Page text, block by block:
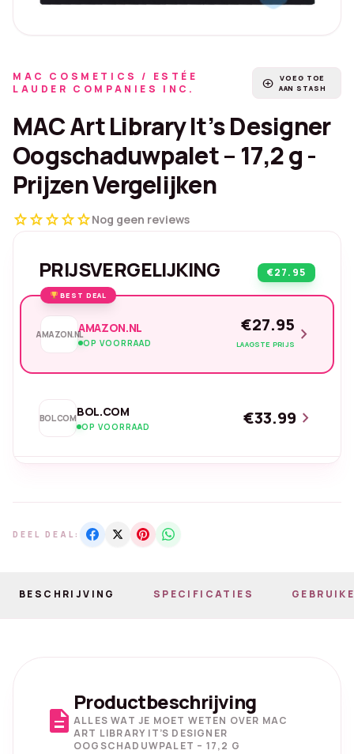
MAC COSMETICS / ESTÉE
LAUDER COMPANIES INC.
add_circle
VOEG TOE
AAN STASH
MAC Art Library It’s Designer
Oogschaduwpalet – 17,2 g -
Prijzen Vergelijken
starstarstarstarstarNog geen reviews
PRIJSVERGELIJKING €27.95
BEST DEAL
AMAZON.NLAMAZON.NL
OP VOORRAAD
€27.95
LAAGSTE PRIJS chevron_right
BOL.COMBOL.COM
OP VOORRAAD €33.99 chevron_right
DEEL DEAL:
BESCHRIJVING SPECIFICATIES
description
Productbeschrijving
ALLES WAT JE MOET WETEN OVER MAC
ART LIBRARY IT’S DESIGNER
OOGSCHADUWPALET – 17,2 G